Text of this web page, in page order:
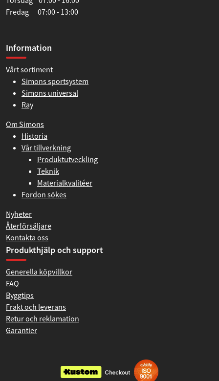
Fredag 07:00 - 13:00
Information
Vårt sortiment
Simons sportsystem
Simons universal
Ray
Om Simons
Historia
Vår tillverkning
Produktutveckling
Teknik
Materialkvalitéer
Fordon sökes
Nyheter
Återförsäljare
Kontakta oss
Produkthjälp och support
Generella köpvillkor
FAQ
Byggtips
Frakt och leverans
Retur och reklamation
Garantier